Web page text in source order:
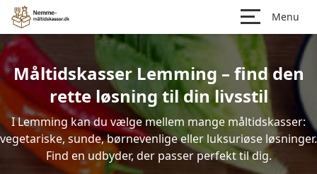
Menu
Måltidskasser Lemming – find den
rette løsning til din livsstil
I Lemming kan du vælge mellem mange måltidskasser:
vegetariske, sunde, børnevenlige eller luksuriøse løsninger.
Find en udbyder, der passer perfekt til dig.